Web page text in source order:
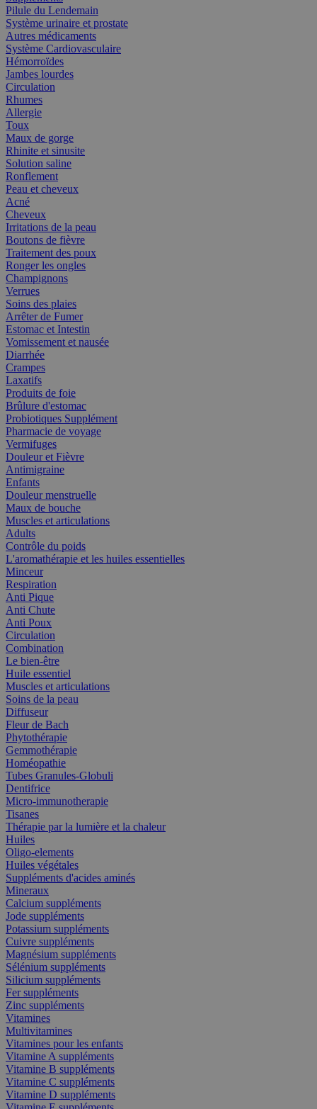
Pilule du Lendemain
Système urinaire et prostate
Autres médicaments
Système Cardiovasculaire
Hémorroïdes
Jambes lourdes
Circulation
Rhumes
Allergie
Toux
Maux de gorge
Rhinite et sinusite
Solution saline
Ronflement
Peau et cheveux
Acné
Cheveux
Irritations de la peau
Boutons de fièvre
Traitement des poux
Ronger les ongles
Champignons
Verrues
Soins des plaies
Arrêter de Fumer
Estomac et Intestin
Vomissement et nausée
Diarrhée
Crampes
Laxatifs
Produits de foie
Brûlure d'estomac
Probiotiques Supplément
Pharmacie de voyage
Vermifuges
Douleur et Fièvre
Antimigraine
Enfants
Douleur menstruelle
Maux de bouche
Muscles et articulations
Adults
Contrôle du poids
L'aromathérapie et les huiles essentielles
Minceur
Respiration
Anti Pique
Anti Chute
Anti Poux
Circulation
Combination
Le bien-être
Huile essentiel
Muscles et articulations
Soins de la peau
Diffuseur
Fleur de Bach
Phytothérapie
Gemmothérapie
Homéopathie
Tubes Granules-Globuli
Dentifrice
Micro-immunotherapie
Tisanes
Thérapie par la lumière et la chaleur
Huiles
Oligo-elements
Huiles végétales
Suppléments d'acides aminés
Mineraux
Calcium suppléments
Jode suppléments
Potassium suppléments
Cuivre suppléments
Magnésium suppléments
Sélénium suppléments
Silicium suppléments
Fer suppléments
Zinc suppléments
Vitamines
Multivitamines
Vitamines pour les enfants
Vitamine A suppléments
Vitamine B suppléments
Vitamine C suppléments
Vitamine D suppléments